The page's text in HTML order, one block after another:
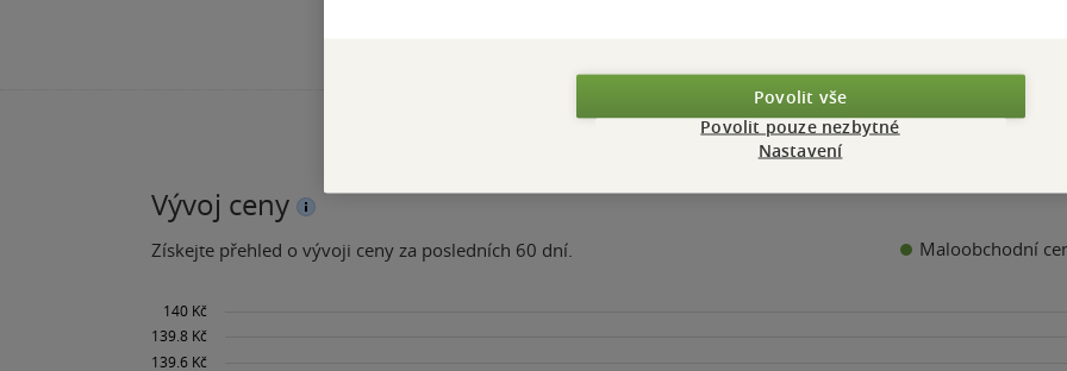
Vývoj ceny
Získejte přehled o vývoji ceny za posledních 60 dní. Maloobchodní
Povolit vše
Povolit pouze nezbytné
Nastavení